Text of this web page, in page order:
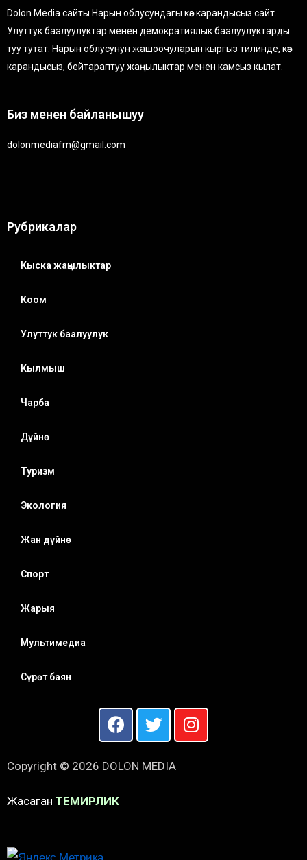
Dolon Media сайты Нарын облусундагы көз карандысыз сайт.
Улуттук баалуулуктар менен демократиялык баалуулуктарды
туу тутат. Нарын облусунун жашоочуларын кыргыз тилинде, көз
карандысыз, бейтараптуу жаңылыктар менен камсыз кылат.
Биз менен байланышуу
dolonmediafm@gmail.com
Рубрикалар
Кыска жаңылыктар
Коом
Улуттук баалуулук
Кылмыш
Чарба
Дүйнө
Туризм
Экология
Жан дүйнө
Спорт
Жарыя
Мультимедиа
Сүрөт баян
Copyright © 2026 DOLON MEDIA
Жасаган ТЕМИРЛИК